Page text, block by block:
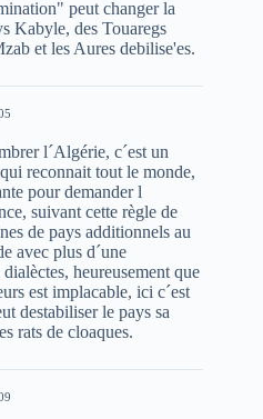
peut changer la
Kabyle, des Touaregs
et les Aures debilise'es.
l´Algérie, c´est un
reconnait tout le monde,
pour demander l
suivant cette règle de
de pays additionnels au
avec plus d´une
heureusement que
est implacable, ici c´est
destabiliser le pays sa
rats de cloaques.